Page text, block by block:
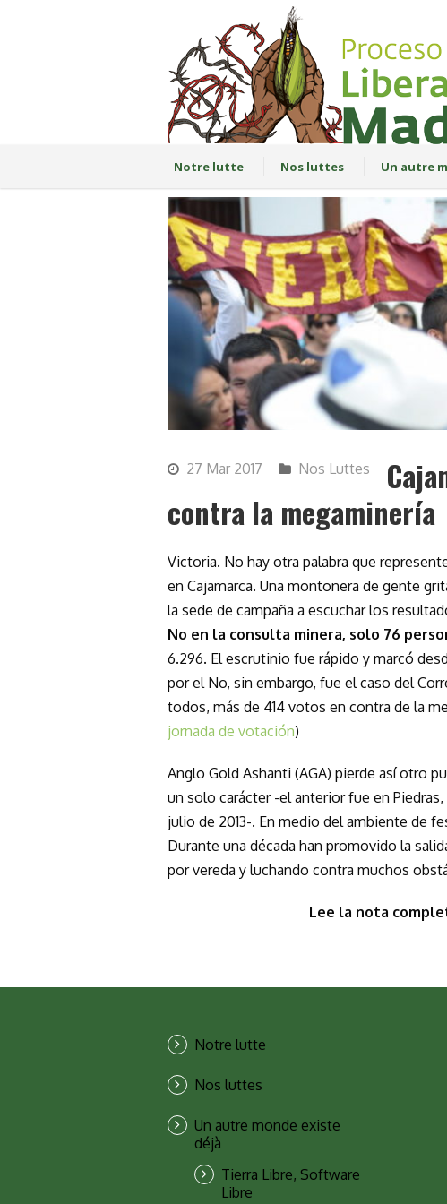
Notre lutte Nos luttes Un autre
27 Mar 2017 Nos Luttes
contra la megaminería
Victoria. No hay otra palabra que
en Cajamarca. Una montonera de gente
la sede de campaña a escuchar los
No en la consulta minera, solo 76
6.296. El escrutinio fue rápido y marcó
por el No, sin embargo, fue el caso del
todos, más de 414 votos en contra de la
jornada de votación)
Anglo Gold Ashanti (AGA) pierde así otro
un solo carácter -el anterior fue en
julio de 2013-. En medio del ambiente de
Durante una década han promovido la
por vereda y luchando contra muchos
Lee la nota
Notre lutte
Nos luttes
Un autre monde existe
déjà
Tierra Libre, Software
Libre